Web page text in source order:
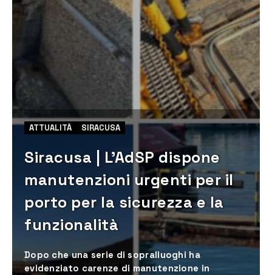
ATTUALITÀ SIRACUSA
Siracusa | L’AdSP dispone
manutenzioni urgenti per il
porto per la sicurezza e la
funzionalità
Dopo che una serie di sopralluoghi ha
evidenziato carenze di manutenzione in